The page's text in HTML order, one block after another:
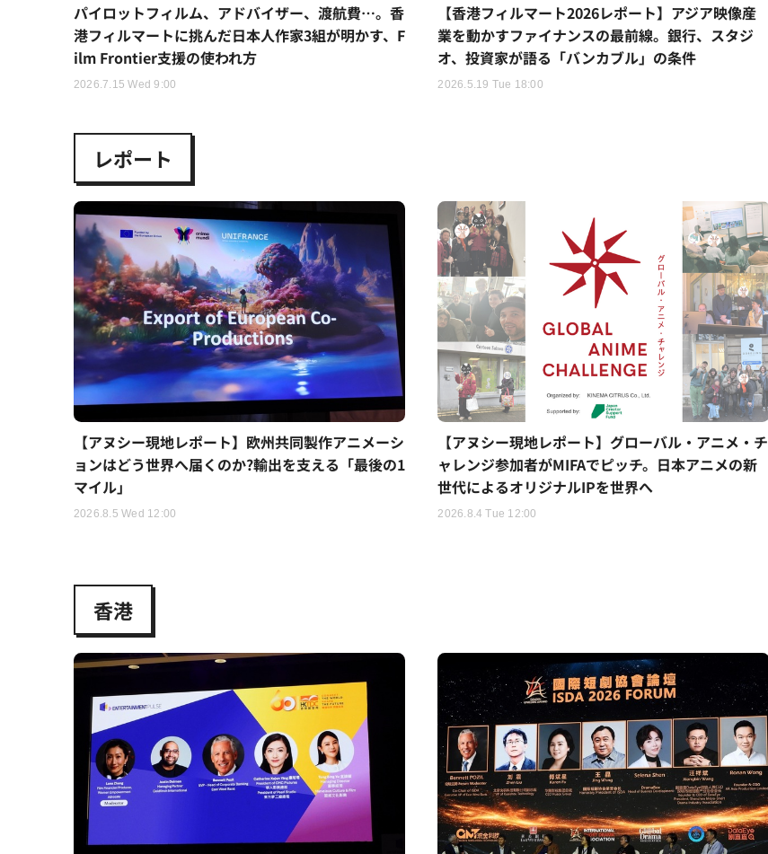
パイロットフィルム、アドバイザー、渡航費…。香
港フィルマートに挑んだ日本人作家3組が明かす、F
ilm Frontier支援の使われ方
2026.7.15 Wed 9:00
【香港フィルマート2026レポート】アジア映像産
業を動かすファイナンスの最前線。銀行、スタジ
オ、投資家が語る「バンカブル」の条件
2026.5.19 Tue 18:00
レポート
【アヌシー現地レポート】欧州共同製作アニメーシ
ョンはどう世界へ届くのか?輸出を支える「最後の1
マイル」
2026.8.5 Wed 12:00
【アヌシー現地レポート】グローバル・アニメ・チ
ャレンジ参加者がMIFAでピッチ。日本アニメの新
世代によるオリジナルIPを世界へ
2026.8.4 Tue 12:00
香港